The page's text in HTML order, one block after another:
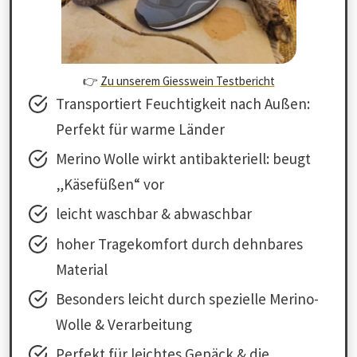
👉 Zu unserem Giesswein Testbericht
Transportiert Feuchtigkeit nach Außen:
Perfekt für warme Länder
Merino Wolle wirkt antibakteriell: beugt
„Käsefüßen“ vor
leicht waschbar & abwaschbar
hoher Tragekomfort durch dehnbares
Material
Besonders leicht durch spezielle Merino-
Wolle & Verarbeitung